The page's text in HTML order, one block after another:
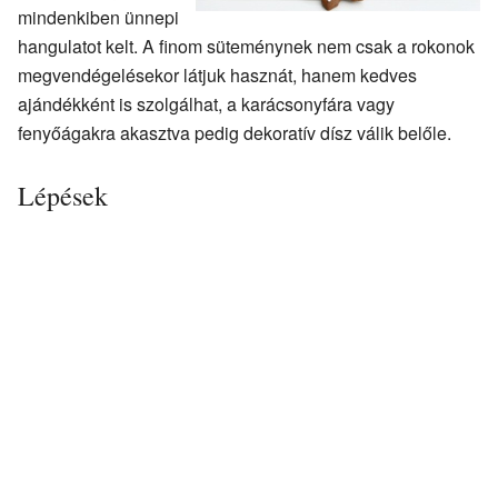
mindenkiben ünnepi
hangulatot kelt. A finom süteménynek nem csak a rokonok
megvendégelésekor látjuk hasznát, hanem kedves
ajándékként is szolgálhat, a karácsonyfára vagy
fenyőágakra akasztva pedig dekoratív dísz válik belőle.
Lépések